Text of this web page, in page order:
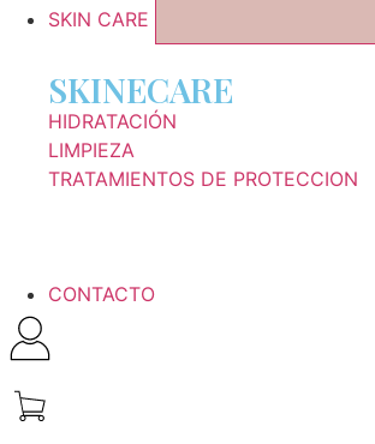
SKIN CARE
SKINECARE
HIDRATACIÓN
LIMPIEZA
TRATAMIENTOS DE PROTECCION
CONTACTO